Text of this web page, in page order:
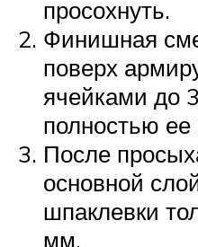
просохнуть.
Финишная
поверх
ячейками до
полностью ее
После
основной
шпаклевки
мм.